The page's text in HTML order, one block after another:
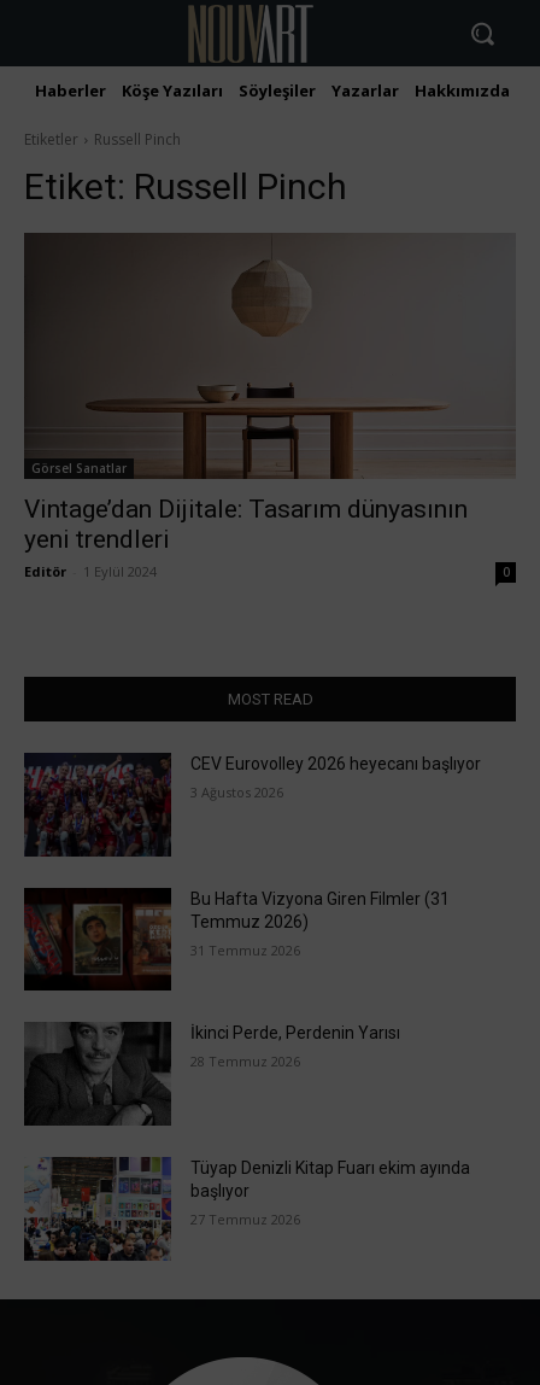
Haberler Köşe Yazıları Söyleşiler Yazarlar Hakkımızda
Etiketler Russell Pinch
Etiket: Russell Pinch
Görsel Sanatlar
Vintage’dan Dijitale: Tasarım dünyasının
yeni trendleri
Editör 1 Eylül 2024 0
MOST READ
CEV Eurovolley 2026 heyecanı başlıyor
3 Ağustos 2026
Bu Hafta Vizyona Giren Filmler (31
Temmuz 2026)
31 Temmuz 2026
İkinci Perde, Perdenin Yarısı
28 Temmuz 2026
Tüyap Denizli Kitap Fuarı ekim ayında
başlıyor
27 Temmuz 2026